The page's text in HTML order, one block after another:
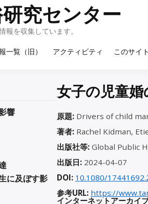
究センター
報を収集しています。
一覧（旧） アクティビティ このサイ
響
に及ぼす影
女子の児童
原題: Drivers of child
著者: Rachel Kidman,
出版社等: Global Public
出版日: 2024-04-07
DOI: 10.1080/
参考URL: https://
インターネットアーカイ